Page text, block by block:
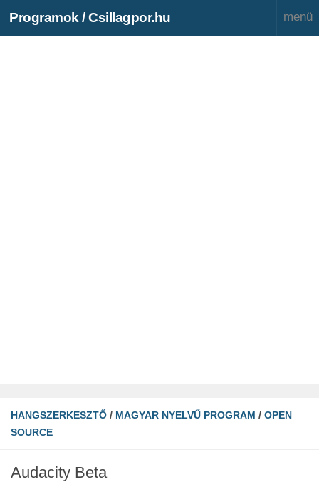
Programok / Csillagpor.hu
HANGSZERKESZTŐ / MAGYAR NYELVŰ PROGRAM / OPEN
SOURCE
Audacity Beta